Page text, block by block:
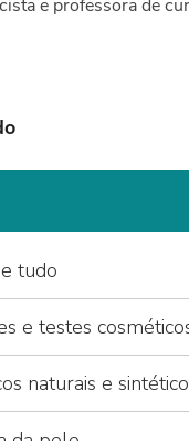
e professora de
tudo
e testes
naturais e